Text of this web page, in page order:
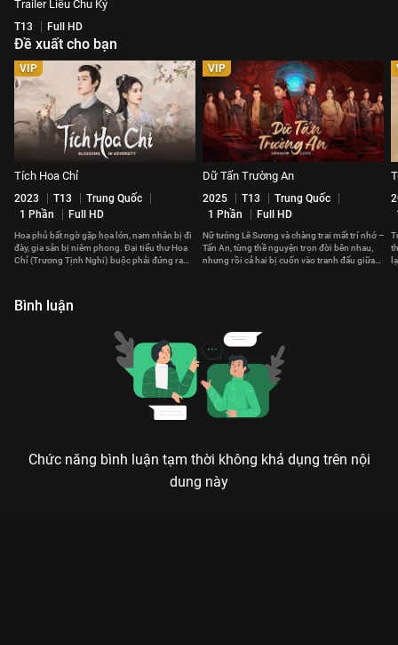
Trailer Liễu Chu Ký
T13 Full HD
Đề xuất cho bạn
VIP
Tích Hoa Chỉ
2023 T13
Trung Quốc
1 Phần
Full HD
Hoa phủ bất ngờ gặp họa lớn, nam nhân bị đi
đày, gia sản bị niêm phong. Đại tiểu thư Hoa
Chỉ (Trương Tịnh Nghi) buộc phải đứng ra
VIP
Dữ Tấn Trường An
2025 T13
Trung Quốc
1 Phần
Full HD
Nữ tướng Lê Sương và chàng trai mất trí nhớ –
Tấn An, từng thề nguyện trọn đời bên nhau,
nhưng rồi cả hai bị cuốn vào tranh đấu giữa
Bình luận
Chức năng bình luận tạm thời không khả dụng trên nội
dung này